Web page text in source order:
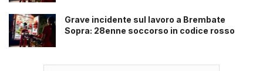
Grave incidente sul lavoro a Brembate
Sopra: 28enne soccorso in codice rosso